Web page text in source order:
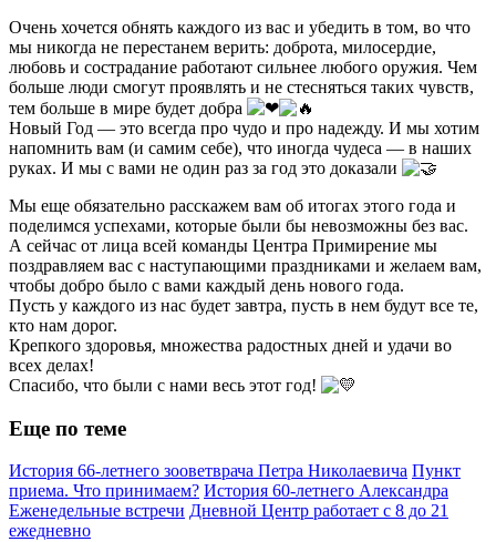
Очень хочется обнять каждого из вас и убедить в том, во что
мы никогда не перестанем верить: доброта, милосердие,
любовь и сострадание работают сильнее любого оружия. Чем
больше люди смогут проявлять и не стесняться таких чувств,
тем больше в мире будет добра
Новый Год — это всегда про чудо и про надежду. И мы хотим
напомнить вам (и самим себе), что иногда чудеса — в наших
руках. И мы с вами не один раз за год это доказали
Мы еще обязательно расскажем вам об итогах этого года и
поделимся успехами, которые были бы невозможны без вас.
А сейчас от лица всей команды Центра Примирение мы
поздравляем вас с наступающими праздниками и желаем вам,
чтобы добро было с вами каждый день нового года.
Пусть у каждого из нас будет завтра, пусть в нем будут все те,
кто нам дорог.
Крепкого здоровья, множества радостных дней и удачи во
всех делах!
Спасибо, что были с нами весь этот год!
Еще по теме
История 66-летнего зооветврача Петра Николаевича Пункт
приема. Что принимаем? История 60-летнего Александра
Еженедельные встречи Дневной Центр работает с 8 до 21
ежедневно